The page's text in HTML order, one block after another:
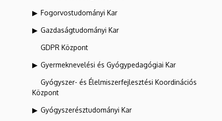
Fogorvostudományi Kar
Gazdaságtudományi Kar
GDPR Központ
Gyermeknevelési és Gyógypedagógiai Kar
Gyógyszer- és Élelmiszerfejlesztési Koordinációs
Központ
Gyógyszerésztudományi Kar